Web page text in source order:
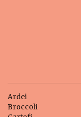
Ardei
Broccoli